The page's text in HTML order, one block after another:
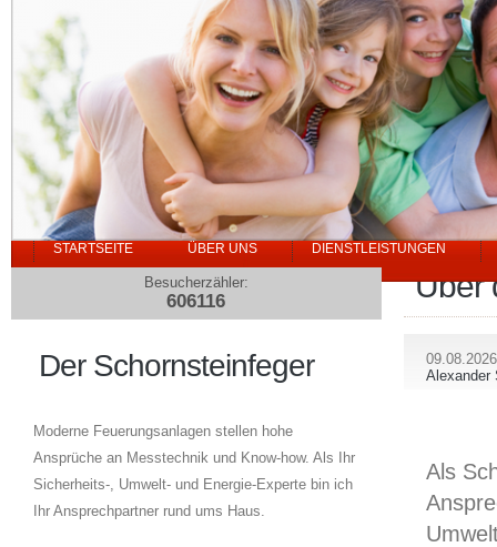
STARTSEITE ÜBER UNS DIENSTLEISTUNGEN
Über
Alexander
Als
Besucherzähler:
606116
Der Schornsteinfeger
Moderne Feuerungsanlagen stellen hohe
Ansprüche an Messtechnik und Know-how. Als Ihr
Sicherheits-, Umwelt- und Energie-Experte bin ich
Ihr Ansprechpartner rund ums Haus.